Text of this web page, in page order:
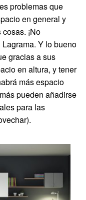
problemas que
en general y
¡No
Y lo bueno
gracias a sus
en altura, y tener
más espacio
pueden añadirse
para las